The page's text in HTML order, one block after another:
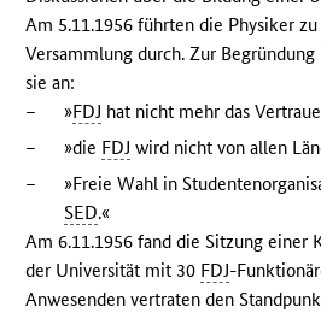
Am 5.11.1956 führten die Physiker
Versammlung durch. Zur
sie an:
–
»FDJ hat nicht mehr das
–
»die FDJ wird nicht von allen
–
»Freie Wahl in
SED.«
Am 6.11.1956 fand die Sitzung einer
der Universität mit 30 FDJ-
Anwesenden vertraten den